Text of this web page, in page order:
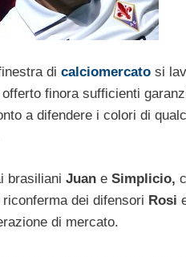
di calciomercato si
finora sufficienti
a difendere i colori di
brasiliani Juan e Simplicio,
dei difensori Rosi
di mercato.